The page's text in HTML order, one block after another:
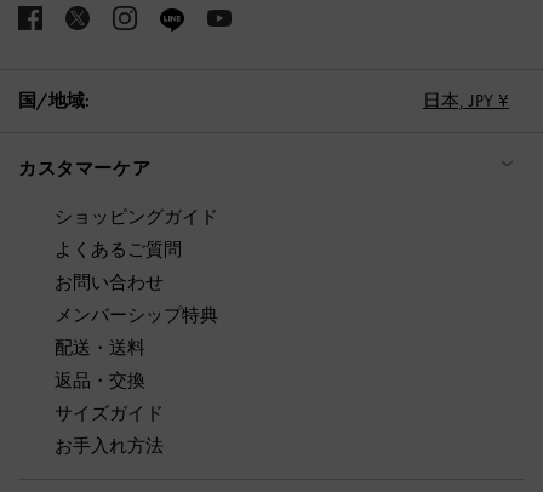
国/地域: 日本, JPY ¥
カスタマーケア
ショッピングガイド
よくあるご質問
お問い合わせ
メンバーシップ特典
配送・送料
返品・交換
サイズガイド
お手入れ方法